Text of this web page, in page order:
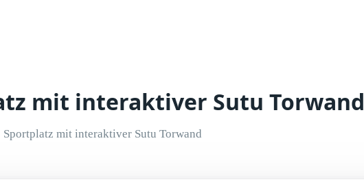
mit interaktiver Sutu Torwand
Sportplatz mit interaktiver Sutu Torwand